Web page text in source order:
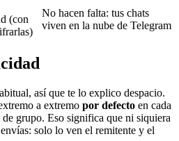
(con
No hacen falta: tus chats
viven en la nube de Telegram
así que te lo explico despacio.
a extremo por defecto en cada
grupo. Eso significa que ni siquiera
solo lo ven el remitente y el